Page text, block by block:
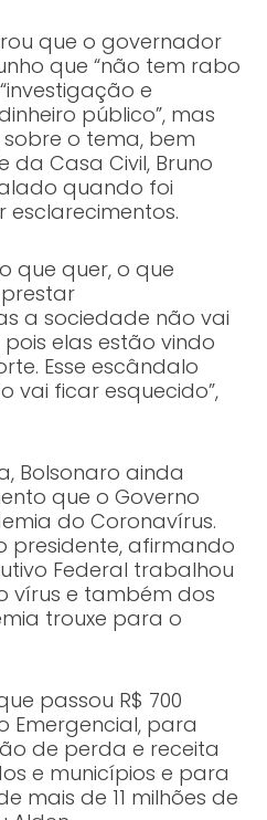
que o governador
que “não tem rabo
e
público”, mas
o tema, bem
da Casa Civil, Bruno
quando foi
que quer, o que
a sociedade não vai
elas estão vindo
Esse escândalo
vai ficar esquecido”,
Bolsonaro ainda
que o Governo
do Coronavírus.
presidente, afirmando
Federal trabalhou
vírus e também dos
trouxe para o
passou R$ 700
Emergencial, para
de perda e receita
e municípios e para
mais de 11 milhões de